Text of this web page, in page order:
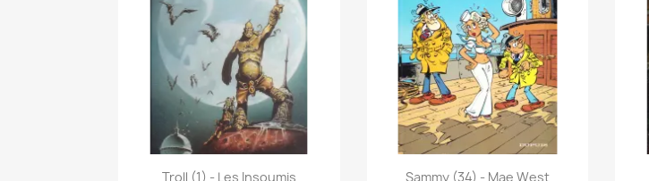
Quick view
Troll (1) - Les Insoumis  Quick view
Sammy (34) - Mae West